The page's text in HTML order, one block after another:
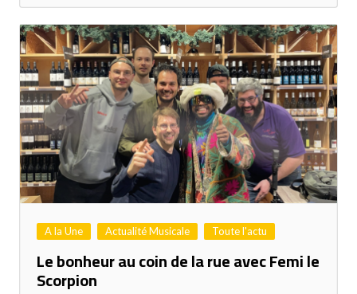
A la Une Actualité Musicale Toute l'actu
Le bonheur au coin de la rue avec Femi le
Scorpion